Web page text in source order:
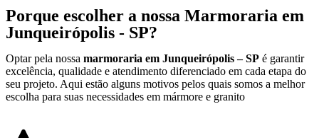
Porque escolher a nossa Marmoraria em
Junqueirópolis - SP?
Optar pela nossa marmoraria em Junqueirópolis – SP é garantir
excelência, qualidade e atendimento diferenciado em cada etapa do
seu projeto. Aqui estão alguns motivos pelos quais somos a melhor
escolha para suas necessidades em mármore e granito